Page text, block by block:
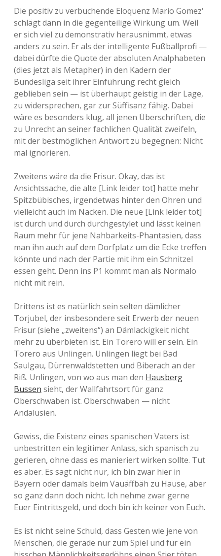
Die positiv zu verbuchende Eloquenz Mario Gomez‘
schlägt dann in die gegenteilige Wirkung um. Weil
er sich viel zu demonstrativ herausnimmt, etwas
anders zu sein. Er als der intelligente Fußballprofi —
dabei dürfte die Quote der absoluten Analphabeten
(dies jetzt als Metapher) in den Kadern der
Bundesliga seit ihrer Einführung recht gleich
geblieben sein — ist überhaupt geistig in der Lage,
zu widersprechen, gar zur Süffisanz fähig. Dabei
wäre es besonders klug, all jenen Überschriften, die
zu Unrecht an seiner fachlichen Qualität zweifeln,
mit der bestmöglichen Antwort zu begegnen: Nicht
mal ignorieren.
Zweitens wäre da die Frisur. Okay, das ist
Ansichtssache, die alte [Link leider tot] hatte mehr
Spitzbübisches, irgendetwas hinter den Ohren und
vielleicht auch im Nacken. Die neue [Link leider tot]
ist durch und durch durchgestylet und lässt keinen
Raum mehr für jene Nahbarkeits-Phantasien, dass
man ihn auch auf dem Dorfplatz um die Ecke treffen
könnte und nach der Partie mit ihm ein Schnitzel
essen geht. Denn ins P1 kommt man als Normalo
nicht mit rein.
Drittens ist es natürlich sein selten dämlicher
Torjubel, der insbesondere seit Erwerb der neuen
Frisur (siehe „zweitens“) an Dämlackigkeit nicht
mehr zu überbieten ist. Ein Torero will er sein. Ein
Torero aus Unlingen. Unlingen liegt bei Bad
Saulgau, Dürrenwaldstetten und Biberach an der
Riß. Unlingen, von wo aus man den Hausberg
Bussen sieht, der Wallfahrtsort für ganz
Oberschwaben ist. Oberschwaben — nicht
Andalusien.
Gewiss, die Existenz eines spanischen Vaters ist
unbestritten ein legitimer Anlass, sich spanisch zu
gerieren, ohne dass es manieriert wirken sollte. Tut
es aber. Es sagt nicht nur, ich bin zwar hier in
Bayern oder damals beim Vauäffbäh zu Hause, aber
so ganz dann doch nicht. Ich nehme zwar gerne
Euer Eintrittsgeld, und doch bin ich keiner von Euch.
Es ist nicht seine Schuld, dass Gesten wie jene von
Menschen, die gerade nur zum Spiel und für ein